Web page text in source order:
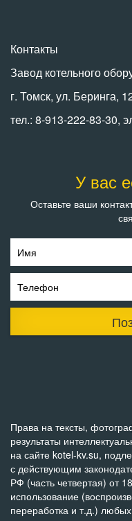
Контакты
Завод котельного
г. Томск, ул. Беринга,
тел.: 8-913-222-83-30,
У вас
Оставьте ваши
Имя
Телефон
Права на тексты,
результаты
на сайте kotel-kv.su,
с действующим
РФ (часть четвертая) от
использование
переработка и т.д.)